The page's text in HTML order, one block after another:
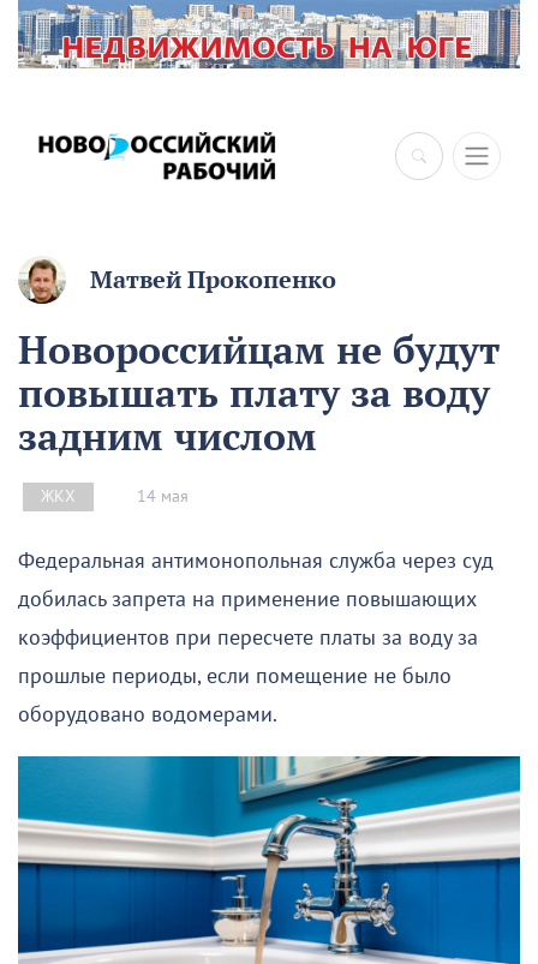
×
Матвей Прокопенко
Новороссийцам не будут
повышать плату за воду
задним числом
ЖКХ 14 мая
Федеральная антимонопольная служба через суд
добилась запрета на применение повышающих
коэффициентов при пересчете платы за воду за
прошлые периоды, если помещение не было
оборудовано водомерами.